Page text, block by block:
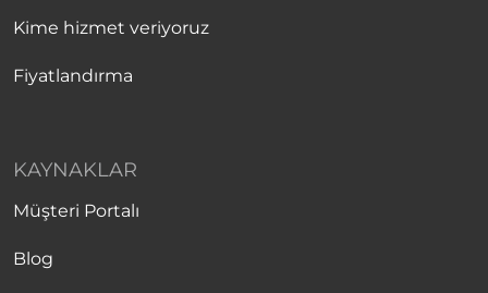
Kime hizmet veriyoruz
Fiyatlandırma
KAYNAKLAR
Müşteri Portalı
Blog